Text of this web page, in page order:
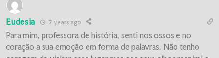
Eudesia 7 years ago
Para mim, professora de história, senti nos ossos e no
coração a sua emoção em forma de palavras. Não tenho